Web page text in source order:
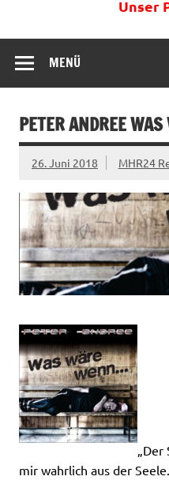
Unser
MENÜ
PETER ANDREE
26. Juni 2018 MHR24
„Der
mir wahrlich aus der